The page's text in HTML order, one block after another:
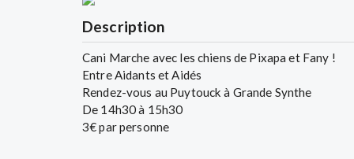
Description
Cani Marche avec les chiens de Pixapa et Fany !
Entre Aidants et Aidés
Rendez-vous au Puytouck à Grande Synthe
De 14h30 à 15h30
3€ par personne